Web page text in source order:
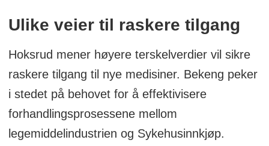
Ulike veier til raskere tilgang
Hoksrud mener høyere terskelverdier vil sikre
raskere tilgang til nye medisiner. Bekeng peker
i stedet på behovet for å effektivisere
forhandlingsprosessene mellom
legemiddelindustrien og Sykehusinnkjøp.